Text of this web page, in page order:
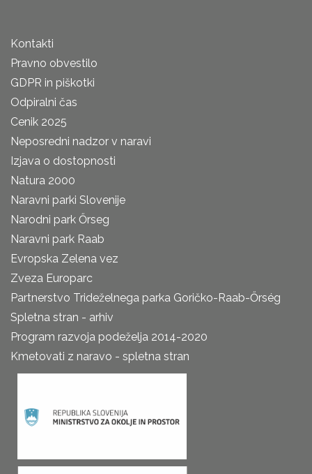
Kontakti
Pravno obvestilo
GDPR in piškotki
Odpiralni čas
Cenik 2025
Neposredni nadzor v naravi
Izjava o dostopnosti
Natura 2000
Naravni parki Slovenije
Narodni park Őrseg
Naravni park Raab
Evropska Zelena vez
Zveza Europarc
Partnerstvo Trideželnega parka Goričko-Raab-Őrség
Spletna stran - arhiv
Program razvoja podeželja 2014-2020
Kmetovati z naravo - spletna stran